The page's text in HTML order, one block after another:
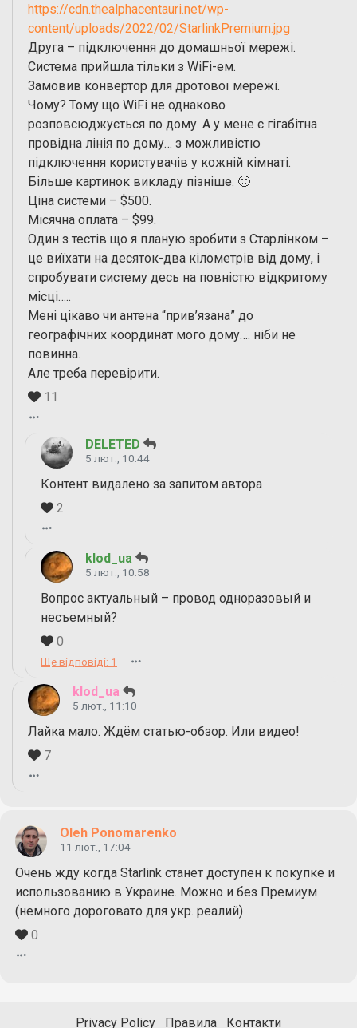
https://cdn.thealphacentauri.net/wp-
content/uploads/2022/02/StarlinkPremium.jpg
Друга – підключення до домашньої мережі.
Система прийшла тільки з WiFi-ем.
Замовив конвертор для дротової мережі.
Чому? Тому що WiFi не однаково
розповсюджується по дому. А у мене є гігабітна
провідна лінія по дому… з можливістю
підключення користувачів у кожній кімнаті.
Більше картинок викладу пізніше. 🙂
Ціна системи – $500.
Місячна оплата – $99.
Один з тестів що я планую зробити з Старлінком –
це виїхати на десяток-два кілометрів від дому, і
спробувати систему десь на повністю відкритому
місці…..
Мені цікаво чи антена “прив’язана” до
географічних координат мого дому…. ніби не
повинна.
Але треба перевірити.
11
DELETED
5 лют., 10:44
Контент видалено за запитом автора
2
klod_ua
5 лют., 10:58
Вопрос актуальный – провод одноразовый и
несъемный?
0
Ще відповіді: 1
klod_ua
5 лют., 11:10
Лайка мало. Ждём статью-обзор. Или видео!
7
Oleh Ponomarenko
11 лют., 17:04
Очень жду когда Starlink станет доступен к покупке и
использованию в Украине. Можно и без Премиум
(немного дороговато для укр. реалий)
0
Privacy Policy Правила Контакти